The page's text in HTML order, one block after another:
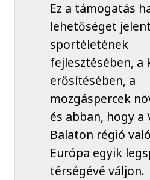
Ez a támogatás
lehetőséget
sportéletének
fejlesztésében, a
erősítésében, a
mozgáspercek
és abban, hogy a
Balaton régió
Európa egyik
térségévé váljon.